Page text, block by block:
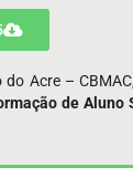
Acre –
de Aluno